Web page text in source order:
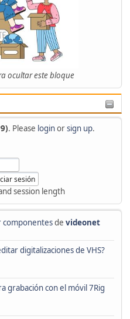
ocultar este bloque
. Please loginorsign up.
session length
componentesde videonet
digitalizaciones de VHS?
grabación con el móvil 7Rig